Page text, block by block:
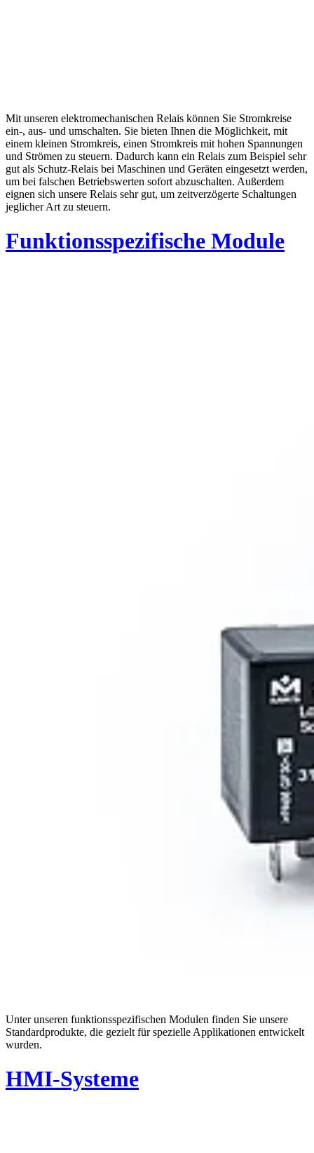
Mit unseren elektromechanischen Relais können Sie Stromkreise
ein-, aus- und umschalten. Sie bieten Ihnen die Möglichkeit, mit
einem kleinen Stromkreis, einen Stromkreis mit hohen Spannungen
und Strömen zu steuern. Dadurch kann ein Relais zum Beispiel sehr
gut als Schutz-Relais bei Maschinen und Geräten eingesetzt werden,
um bei falschen Betriebswerten sofort abzuschalten. Außerdem
eignen sich unsere Relais sehr gut, um zeitverzögerte Schaltungen
jeglicher Art zu steuern.
Funktionsspezifische Module
Unter unseren funktionsspezifischen Modulen finden Sie unsere
Standardprodukte, die gezielt für spezielle Applikationen entwickelt
wurden.
HMI-Systeme